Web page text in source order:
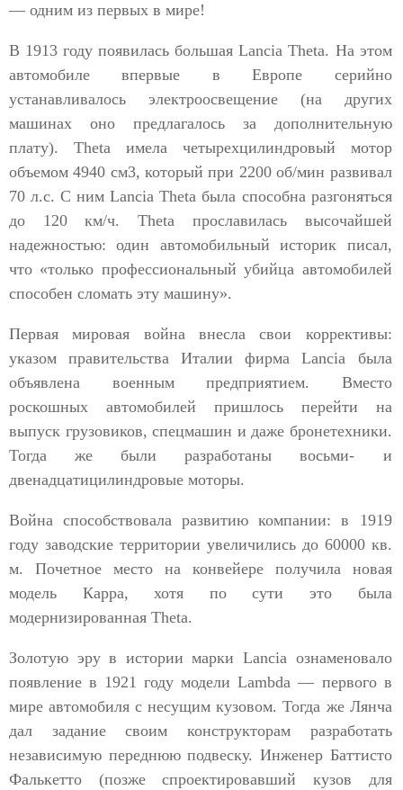
— одним из первых в мире!
В 1913 году появилась большая Lancia Тhеtа. На этом
автомобиле впервые в Европе серийно
устанавливалось электроосвещение (на других
машинах оно предлагалось за дополнительную
плату). Тhеtа имела четырехцилиндровый мотор
объемом 4940 см3, который при 2200 об/мин развивал
70 л.с. С ним Lancia Theta была способна разгоняться
до 120 км/ч. Theta прославилась высочайшей
надежностью: один автомобильный историк писал,
что «только профессиональный убийца автомобилей
способен сломать эту машину».
Первая мировая война внесла свои коррективы:
указом правительства Италии фирма Lancia была
объявлена военным предприятием. Вместо
роскошных автомобилей пришлось перейти на
выпуск грузовиков, спецмашин и даже бронетехники.
Тогда же были разработаны восьми- и
двенадцатицилиндровые моторы.
Война способствовала развитию компании: в 1919
году заводские территории увеличились до 60000 кв.
м. Почетное место на конвейере получила новая
модель Каppа, хотя по сути это была
модернизированная Тhеtа.
Золотую эру в истории марки Lancia ознаменовало
появление в 1921 году модели Lambda — первого в
мире автомобиля с несущим кузовом. Тогда же Лянча
дал задание своим конструкторам разработать
независимую переднюю подвеску. Инженер Баттисто
Фалькетто (позже спроектировавший кузов для